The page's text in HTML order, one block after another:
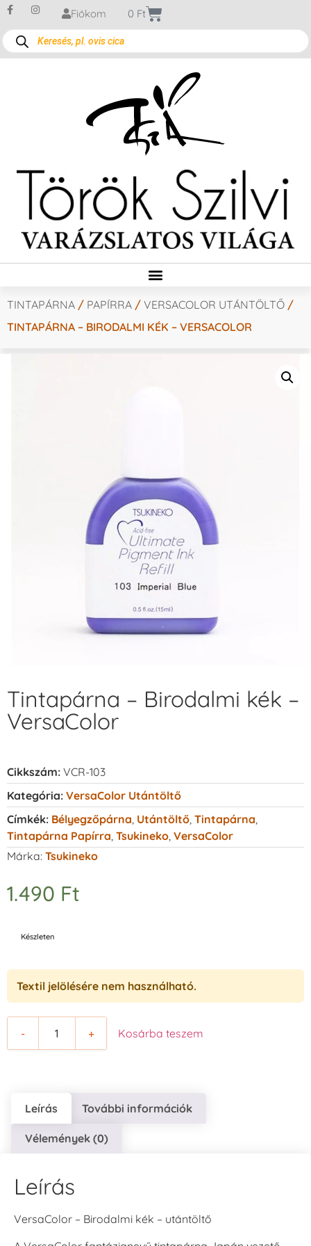
Fiókom 0 Ft
TINTAPÁRNA / PAPÍRRA / VERSACOLOR UTÁNTÖLTŐ /
TINTAPÁRNA – BIRODALMI KÉK – VERSACOLOR
Tintapárna – Birodalmi kék –
VersaColor
Cikkszám: VCR-103
Kategória: VersaColor Utántöltő
Címkék: Bélyegzőpárna Utántöltő Tintapárna
Tintapárna Papírra Tsukineko VersaColor
Márka: Tsukineko
1.490 Ft
Készleten
Textil jelölésére nem használható.
- + Kosárba teszem
Leírás További információk
Vélemények (0)
Leírás
VersaColor – Birodalmi kék – utántöltő